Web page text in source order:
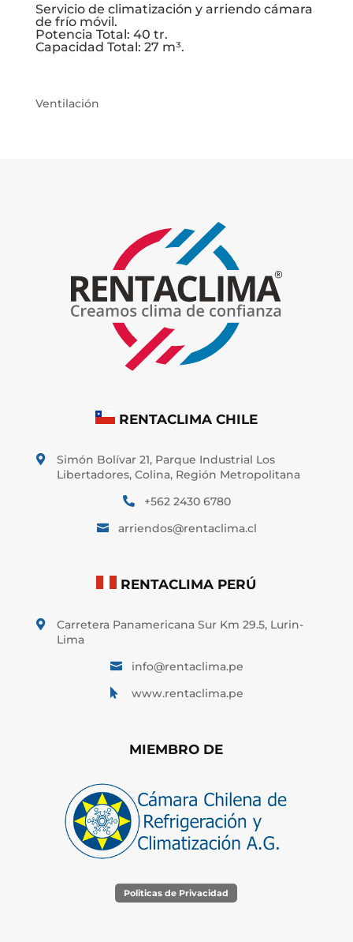
Servicio de climatización y arriendo cámara
de frío móvil.
Potencia Total: 40 tr.
Capacidad Total: 27 m³.
Ventilación
RENTACLIMA CHILE

Simón Bolívar 21, Parque Industrial Los
Libertadores, Colina, Región Metropolitana
 +562 2430 6780
 arriendos@rentaclima.cl
RENTACLIMA PERÚ

Carretera Panamericana Sur Km 29.5, Lurin-
Lima
 info@rentaclima.pe
 www.rentaclima.pe
MIEMBRO DE
Politicas de Privacidad